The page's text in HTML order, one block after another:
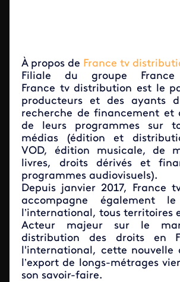
À propos de France tv
Filiale du groupe France
France tv distribution est le
producteurs et des ayants
recherche de financement et
de leurs programmes sur
médias (édition et
VOD, édition musicale, de
livres, droits dérivés et
programmes audiovisuels).
Depuis janvier 2017, France
accompagne également
l’international, tous territoires
Acteur majeur sur le
distribution des droits en
l'international, cette nouvelle
l’export de longs-métrages
son savoir-faire.